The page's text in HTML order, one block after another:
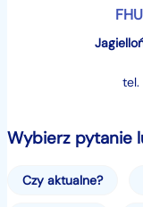
tel.
Wybierz pytanie
Czy aktualne?